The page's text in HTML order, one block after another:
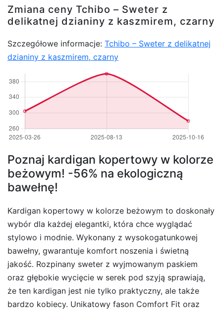
Zmiana ceny Tchibo – Sweter z
delikatnej dzianiny z kaszmirem, czarny
Szczegółowe informacje: Tchibo – Sweter z delikatnej
dzianiny z kaszmirem, czarny
Poznaj kardigan kopertowy w kolorze
beżowym! -56% na ekologiczną
bawełnę!
Kardigan kopertowy w kolorze beżowym to doskonały
wybór dla każdej elegantki, która chce wyglądać
stylowo i modnie. Wykonany z wysokogatunkowej
bawełny, gwarantuje komfort noszenia i świetną
jakość. Rozpinany sweter z wyjmowanym paskiem
oraz głębokie wycięcie w serek pod szyją sprawiają,
że ten kardigan jest nie tylko praktyczny, ale także
bardzo kobiecy. Unikatowy fason Comfort Fit oraz